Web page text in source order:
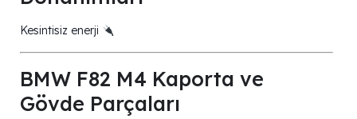
Kesintisiz enerji
BMW F82 M4 Kaporta ve
Gövde Parçaları